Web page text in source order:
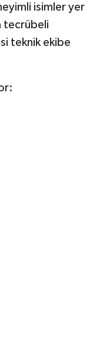
isimler yer
tecrübeli
teknik ekibe